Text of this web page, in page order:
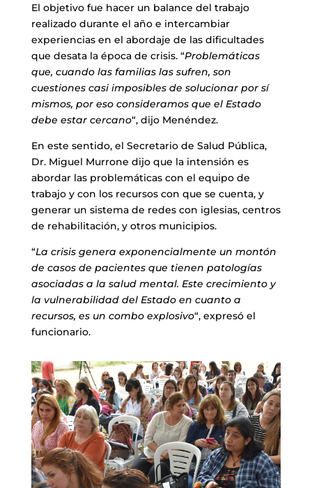
El objetivo fue hacer un balance del trabajo
realizado durante el año e intercambiar
experiencias en el abordaje de las dificultades
que desata la época de crisis. “Problemáticas
que, cuando las familias las sufren, son
cuestiones casi imposibles de solucionar por sí
mismos, por eso consideramos que el Estado
debe estar cercano“, dijo Menéndez.
En este sentido, el Secretario de Salud Pública,
Dr. Miguel Murrone dijo que la intensión es
abordar las problemáticas con el equipo de
trabajo y con los recursos con que se cuenta, y
generar un sistema de redes con iglesias, centros
de rehabilitación, y otros municipios.
“La crisis genera exponencialmente un montón
de casos de pacientes que tienen patologías
asociadas a la salud mental. Este crecimiento y
la vulnerabilidad del Estado en cuanto a
recursos, es un combo explosivo“, expresó el
funcionario.